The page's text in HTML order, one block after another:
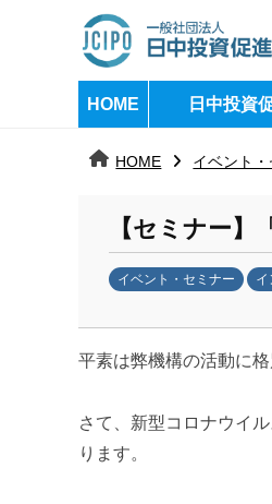
日
中
進
機
構
j
HOME 日中投資
HOME イベント
【セミナー
イベント・セミナー イ
k
n
a
平素は弊機構の活動に
さて、新型コロナウイ
ります。